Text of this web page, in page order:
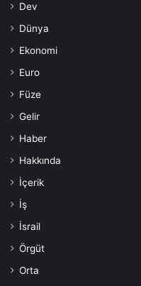
Dev
Dünya
Ekonomi
Euro
Füze
Gelir
Haber
Hakkında
İçerik
İş
İsrail
Örgüt
Orta